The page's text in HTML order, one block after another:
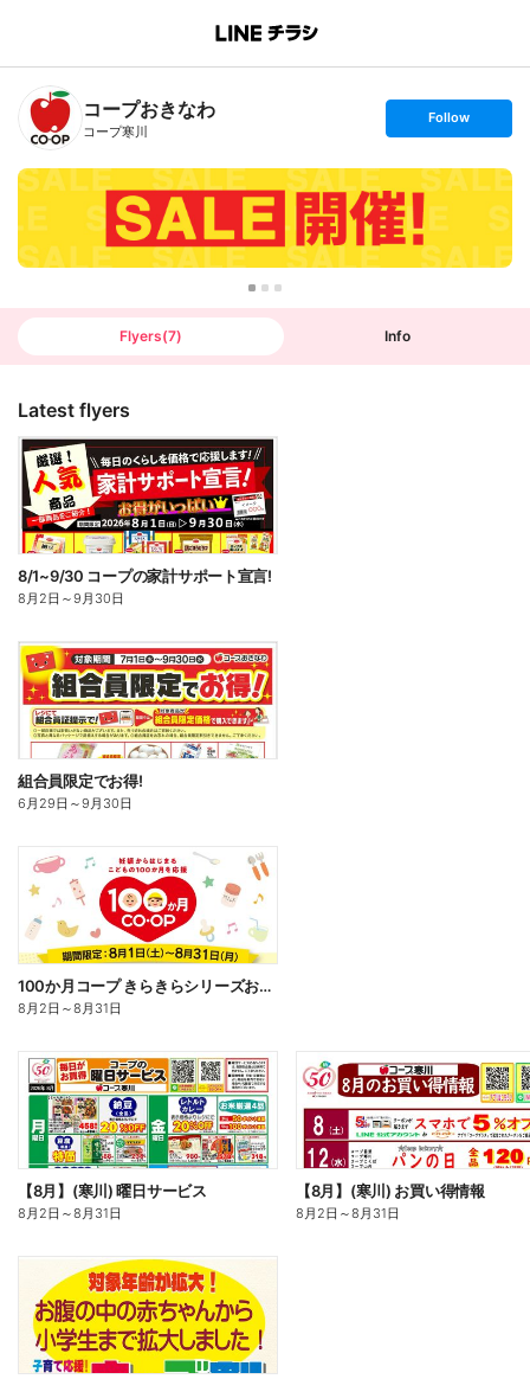
B
n
T
コープおきなわ
コープ寒川
s
t
o
l
l
o
w
Follow
Flyers(7) Info
Latest flyers
8/1~9/30 コープの家計サポート宣言!
8月2日 ～9月30日
組合員限定でお得!
6月29日 ～9月30日
100か月コープ きらきらシリーズお試しセール!
8月2日 ～8月31日
【8月】(寒川) 曜日サービス
8月2日 ～8月31日
【8月】(寒川) お買い得情報
8月2日 ～8月31日